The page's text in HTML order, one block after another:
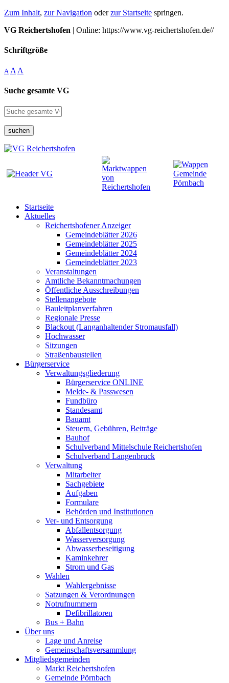
Zum Inhalt, zur Navigation oderzur Startseite springen.
VG Reichertshofen | Online: https://www.vg-reichertshofen.de//
Schriftgröße
A A A
Suche gesamte VG
suchen
Startseite
Aktuelles
Reichertshofener Anzeiger
Gemeindeblätter 2026
Gemeindeblätter 2025
Gemeindeblätter 2024
Gemeindeblätter 2023
Veranstaltungen
Amtliche Bekanntmachungen
Öffentliche Ausschreibungen
Stellenangebote
Bauleitplanverfahren
Regionale Presse
Blackout (Langanhaltender Stromausfall)
Hochwasser
Sitzungen
Straßenbaustellen
Bürgerservice
Verwaltungsgliederung
Bürgerservice ONLINE
Melde- & Passwesen
Fundbüro
Standesamt
Bauamt
Steuern, Gebühren, Beiträge
Bauhof
Schulverband Mittelschule Reichertshofen
Schulverband Langenbruck
Verwaltung
Mitarbeiter
Sachgebiete
Aufgaben
Formulare
Behörden und Institutionen
Ver- und Entsorgung
Abfallentsorgung
Wasserversorgung
Abwasserbeseitigung
Kaminkehrer
Strom und Gas
Wahlen
Wahlergebnisse
Satzungen & Verordnungen
Notrufnummern
Defibrillatoren
Bus + Bahn
Über uns
Lage und Anreise
Gemeinschaftsversammlung
Mitgliedsgemeinden
Markt Reichertshofen
Gemeinde Pörnbach